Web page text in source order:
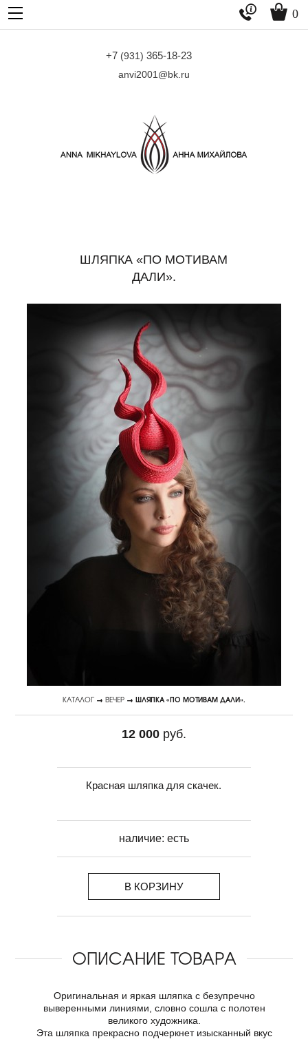
+7 (931) 365-18-23
anvi2001@bk.ru
  0
ШЛЯПКА «ПО МОТИВАМ
ДАЛИ».
КАТАЛОГ → ВЕЧЕР → ШЛЯПКА «ПО МОТИВАМ ДАЛИ».
Красная шляпка для скачек.
наличие: есть
12 000руб.
В КОРЗИНУ
ОПИСАНИЕ ТОВАРА
Оригинальная и яркая шляпка с безупречно
выверенными линиями, словно сошла с полотен
великого художника.
Эта шляпка прекрасно подчеркнет изысканный вкус